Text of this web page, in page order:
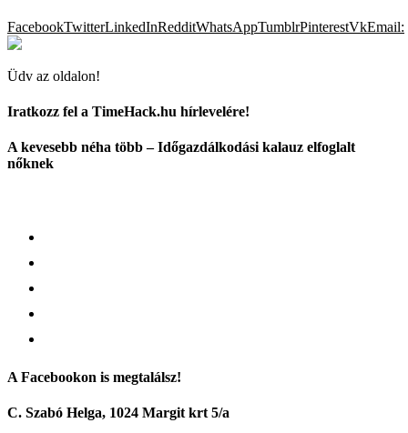
FacebookTwitterLinkedInRedditWhatsAppTumblrPinterestVkEmail:
Üdv az oldalon!
Iratkozz fel a TimeHack.hu hírlevelére!
A kevesebb néha több – Időgazdálkodási kalauz elfoglalt
nőknek
A Facebookon is megtalálsz!
C. Szabó Helga, 1024 Margit krt 5/a